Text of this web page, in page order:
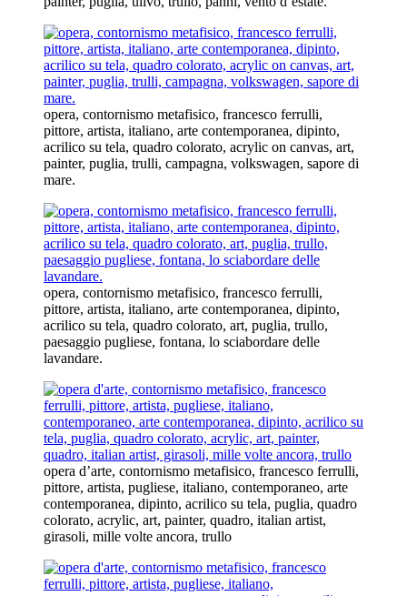
opera, contornismo metafisico, francesco ferrulli,
pittore, artista, italiano, arte contemporanea, dipinto,
acrilico su tela, quadro colorato, acrylic on canvas, art,
painter, puglia, trulli, campagna, volkswagen, sapore di
mare.
opera, contornismo metafisico, francesco ferrulli,
pittore, artista, italiano, arte contemporanea, dipinto,
acrilico su tela, quadro colorato, art, puglia, trullo,
paesaggio pugliese, fontana, lo sciabordare delle
lavandare.
opera d’arte, contornismo metafisico, francesco ferrulli,
pittore, artista, pugliese, italiano, contemporaneo, arte
contemporanea, dipinto, acrilico su tela, puglia, quadro
colorato, acrylic, art, painter, quadro, italian artist,
girasoli, mille volte ancora, trullo